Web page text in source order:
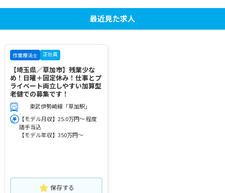
最近見た求人
作業療法士 正社員
【埼玉県／草加市】残業少な
め！日曜＋固定休み！仕事とプ
ライベート両立しやすい加算型
老健での募集です！
東武伊勢崎線「草加駅」
【モデル月収】25.0万円～ 程度
諸手当込
【モデル年収】350万円～
保存する